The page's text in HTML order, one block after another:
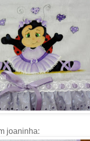
joaninha: